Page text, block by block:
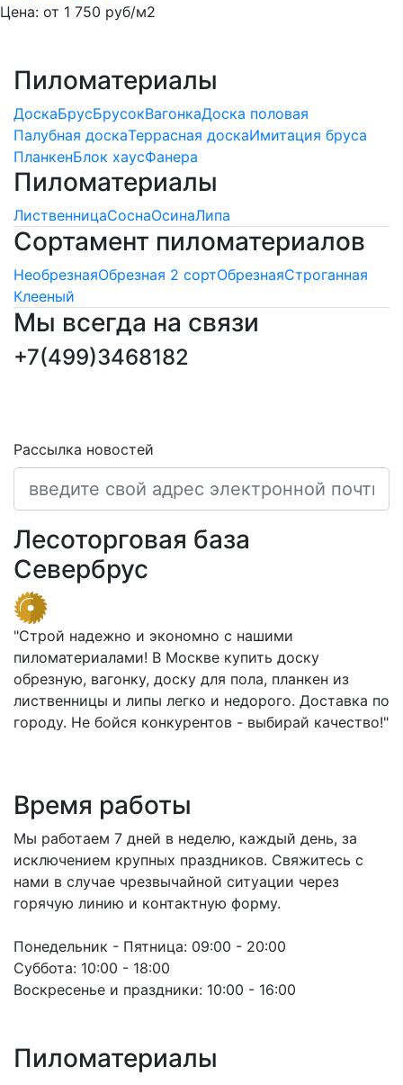
Цена: от 1 750 руб/м2
Пиломатериалы
ДоскаБрусБрусокВагонкаДоска половая
Палубная доскаТеррасная доскаИмитация бруса
ПланкенБлок хаусФанера
Пиломатериалы
ЛиственницаСоснаОсинаЛипа
Сортамент пиломатериалов
НеобрезнаяОбрезная 2 сортОбрезнаяСтроганная
Клееный
Мы всегда на связи
+7(499)3468182
Рассылка новостей
Лесоторговая база
Севербрус
"Строй надежно и экономно с нашими
пиломатериалами! В Москве купить доску
обрезную, вагонку, доску для пола, планкен из
лиственницы и липы легко и недорого. Доставка по
городу. Не бойся конкурентов - выбирай качество!"
Время работы
Мы работаем 7 дней в неделю, каждый день, за
исключением крупных праздников. Свяжитесь с
нами в случае чрезвычайной ситуации через
горячую линию и контактную форму.
Понедельник - Пятница: 09:00 - 20:00
Суббота: 10:00 - 18:00
Воскресенье и праздники: 10:00 - 16:00
Пиломатериалы